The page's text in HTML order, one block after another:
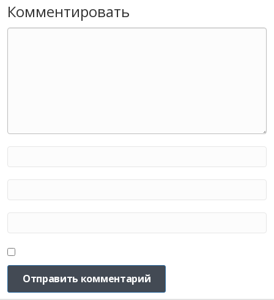
Комментировать